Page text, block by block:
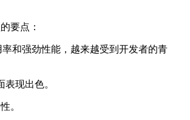
要点：
率和强劲性能，越来越受到开发者的青
现出色。
。